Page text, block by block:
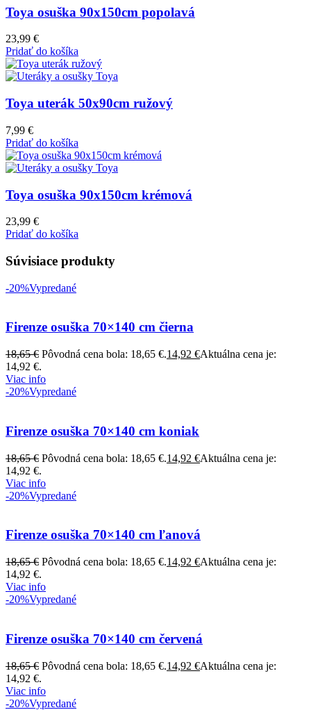
Toya osuška 90x150cm popolavá
23,99 €
Pridať do košíka
Toya uterák 50x90cm ružový
7,99 €
Pridať do košíka
Toya osuška 90x150cm krémová
23,99 €
Pridať do košíka
Súvisiace produkty
-20%Vypredané
Firenze osuška 70×140 cm čierna
18,65€ Pôvodná cena bola: 18,65 €.14,92 €Aktuálna cena je:
14,92 €.
Viac info
-20%Vypredané
Firenze osuška 70×140 cm koniak
18,65€ Pôvodná cena bola: 18,65 €.14,92 €Aktuálna cena je:
14,92 €.
Viac info
-20%Vypredané
Firenze osuška 70×140 cm ľanová
18,65€ Pôvodná cena bola: 18,65 €.14,92 €Aktuálna cena je:
14,92 €.
Viac info
-20%Vypredané
Firenze osuška 70×140 cm červená
18,65€ Pôvodná cena bola: 18,65 €.14,92 €Aktuálna cena je:
14,92 €.
Viac info
-20%Vypredané